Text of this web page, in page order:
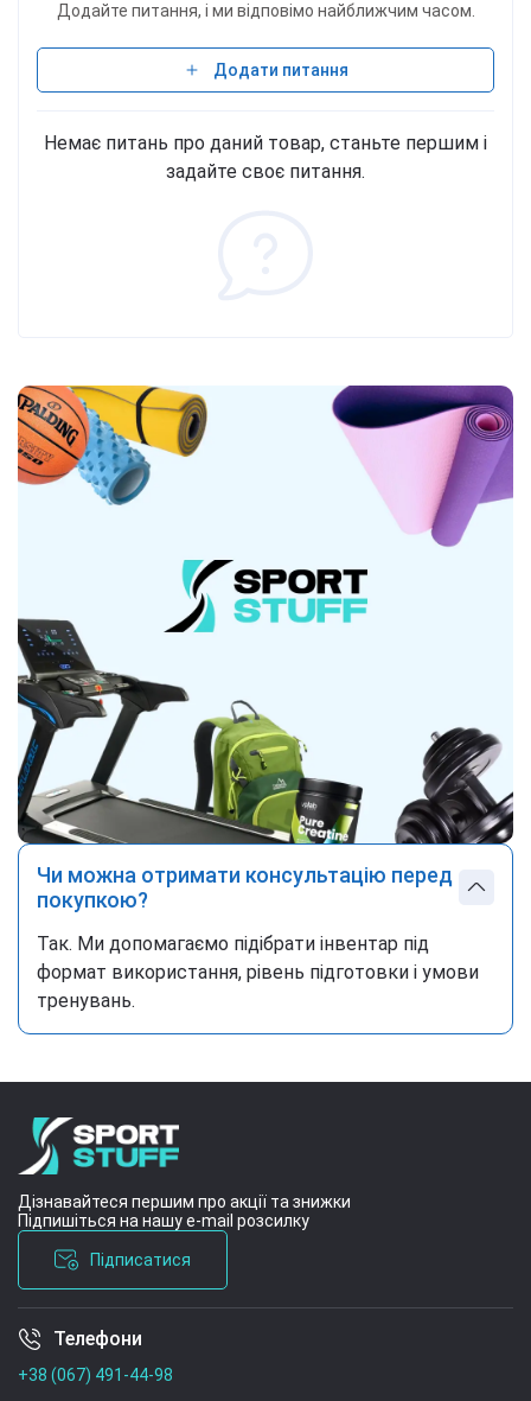
Додайте питання, і ми відповімо найближчим часом.
Додати питання
Немає питань про даний товар, станьте першим і
задайте своє питання.
Чи можна отримати консультацію перед
покупкою?
Так. Ми допомагаємо підібрати інвентар під
формат використання, рівень підготовки і умови
тренувань.
Дізнавайтеся першим про акції та знижки
Підпишіться на нашу e-mail розсилку
Підписатися
Умови угоди
Телефони
+38 (067) 491-44-98